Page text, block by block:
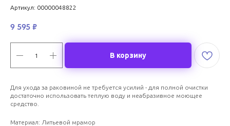
Артикул: 00000048822
9 595 ₽
В корзину
Для ухода за раковиной не требуется усилий - для полной очистки
достаточно использовать теплую воду и неабразивное моющее
средство.
Материал: Литьевой мрамор